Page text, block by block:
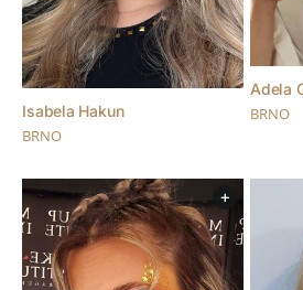
Isabela Hakun
BRNO
Adela
BRNO
+